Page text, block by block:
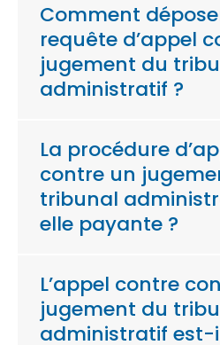
Comment
requête d’appel
jugement du
administratif ?
La procédure
contre un
tribunal
elle payante ?
L’appel contre
jugement du
administratif est-